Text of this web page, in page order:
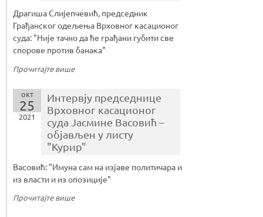
Драгиша Слијепчевић, председник
Грађанског одељења Врховног касационог
суда: "Није тачно да ће грађани губити све
спорове против банака"
Прочитајте више
окт
25
2021
Интервју председнице
Врховног касационог
суда Јасмине Васовић –
објављен у листу
"Курир"
Васовић: "Имуна сам на изјаве политичара и
из власти и из опозиције"
Прочитајте више